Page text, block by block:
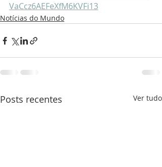
VaCcz6AEFeXfM6KVFi13
Notícias do Mundo
Posts recentes Ver tudo